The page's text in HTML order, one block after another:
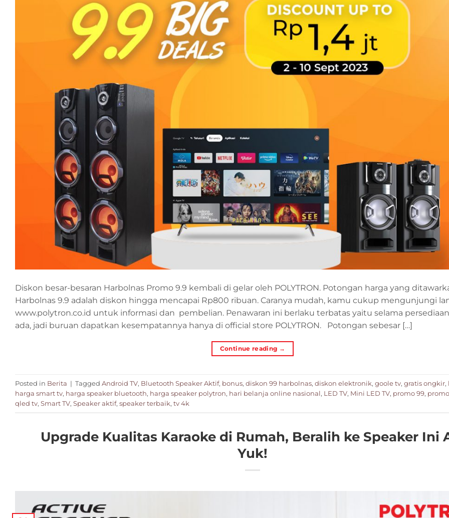
Diskon besar-besaran Harbolnas Promo 9.9 kembali di gelar oleh POLYTRON. Potongan harga yang
Harbolnas 9.9 adalah diskon hingga mencapai Rp800 ribuan. Caranya mudah, kamu cukup mengunjungi
www.polytron.co.id untuk informasi dan pembelian. Penawaran ini berlaku terbatas yaitu selama
ada, jadi buruan dapatkan kesempatannya hanya di official store POLYTRON. Potongan sebesar […]
Continue reading →
Posted in Berita | Tagged Android TV, Bluetooth Speaker Aktif, bonus, diskon 99 harbolnas, diskon elektronik, goole tv, gratis ongkir,
harga smart tv, harga speaker bluetooth, harga speaker polytron, hari belanja online nasional, LED TV, Mini LED TV, promo 99,
qled tv, Smart TV, Speaker aktif, speaker terbaik, tv 4k
Upgrade Kualitas Karaoke di Rumah, Beralih ke Speaker Ini
Yuk!